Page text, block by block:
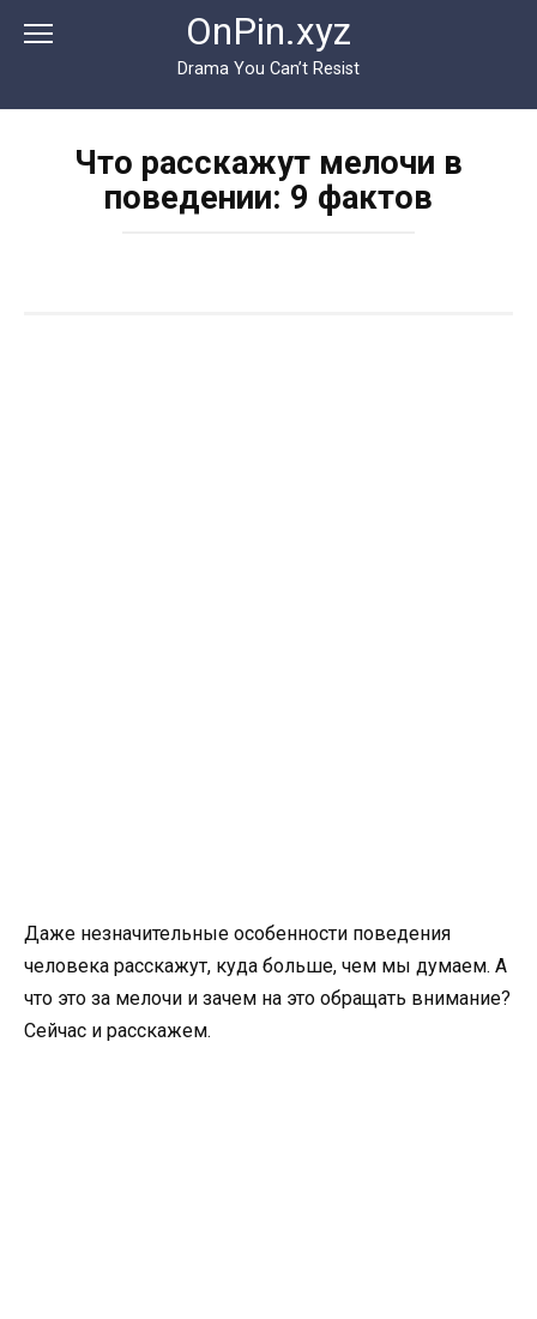
OnPin.xyz
Drama You Can’t Resist
Что расскажут мелочи в
поведении: 9 фактов
Даже незначительные особенности поведения
человека расскажут, куда больше, чем мы думаем. А
что это за мелочи и зачем на это обращать внимание?
Сейчас и расскажем.